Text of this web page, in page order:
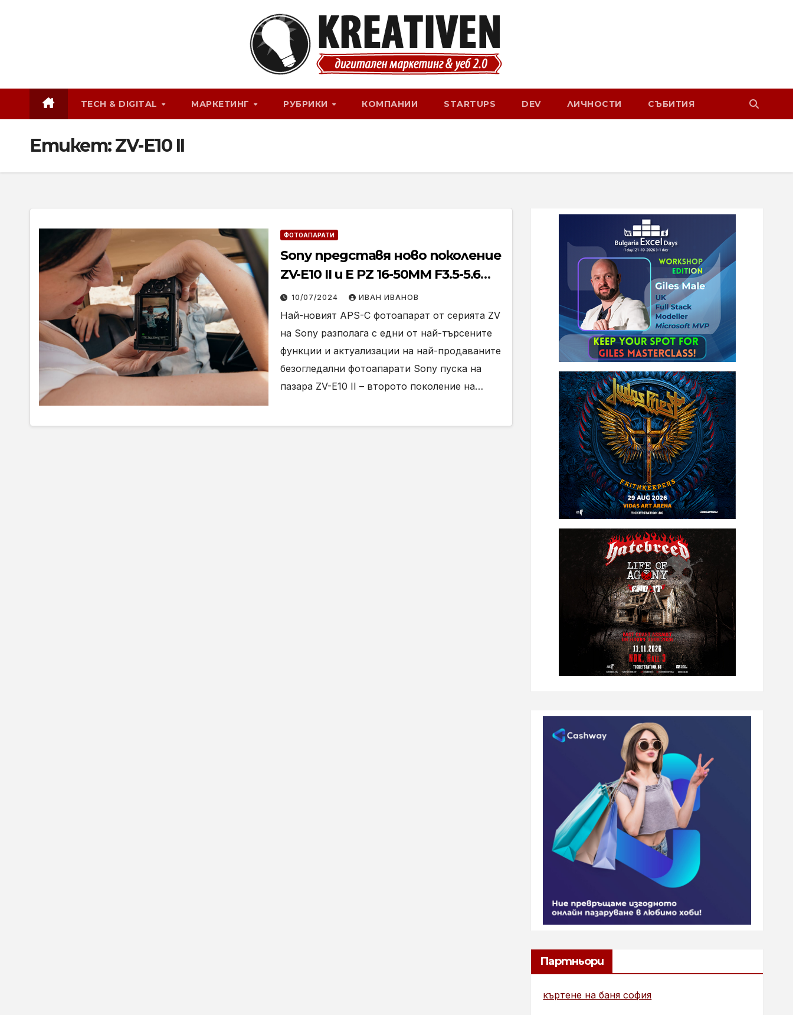
TECH & DIGITAL МАРКЕТИНГ РУБРИКИ КОМПАНИИ STARTUPS DEV ЛИЧНОСТИ СЪБИТИЯ
Етикет:ZV-E10 II
ФОТОАПАРАТИ
Sony представя ново поколение
ZV-E10 II и E PZ 16-50MM F3.5-5.6
OSS II за създателите на
съдържание
10/07/2024 ИВАН ИВАНОВ
Най-новият APS-C фотоапарат от серията ZV
на Sony разполага с едни от най-търсените
функции и актуализации на най-продаваните
безогледални фотоапарати Sony пуска на
пазара ZV-E10 II – второто поколение на…
Партньори
къртене на баня софия